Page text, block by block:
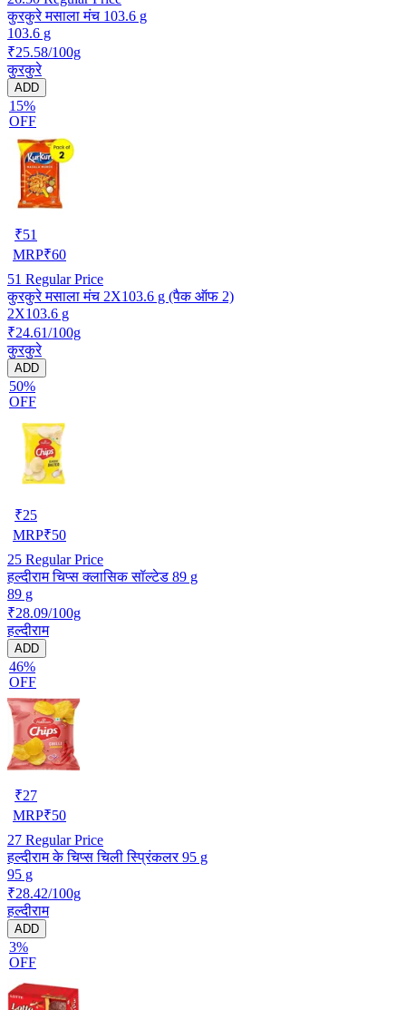
कुरकुरे मसाला मंच 103.6 g
103.6 g
₹25.58/100g
कुरकुरे
ADD
15%
OFF
₹51
MRP₹60
51 Regular Price
कुरकुरे मसाला मंच 2X103.6 g (पैक ऑफ 2)
2X103.6 g
₹24.61/100g
कुरकुरे
ADD
50%
OFF
₹25
MRP₹50
25 Regular Price
हल्दीराम चिप्स क्लासिक सॉल्टेड 89 g
89 g
₹28.09/100g
हल्दीराम
ADD
46%
OFF
₹27
MRP₹50
27 Regular Price
हल्दीराम के चिप्स चिली स्प्रिंकलर 95 g
95 g
₹28.42/100g
हल्दीराम
ADD
3%
OFF